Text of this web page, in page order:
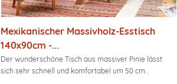
Mexikanischer Massivholz-Esstisch
140x90cm -...
Der wunderschöne Tisch aus massiver Pinie lässt
sich sehr schnell und komfortabel um 50 cm...